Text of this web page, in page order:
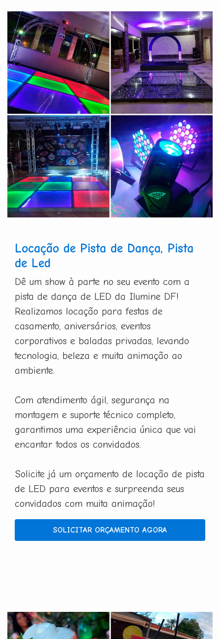
Locação de Pista de Dança, Pista
de Led
Dê um show à parte no seu evento com a
pista de dança de LED da Ilumine DF!
Realizamos locação para festas de
casamento, aniversários, eventos
corporativos e baladas privadas, levando
tecnologia, beleza e muita animação ao
ambiente.
Com atendimento ágil, segurança na
montagem e suporte técnico completo,
garantimos uma experiência única que vai
encantar todos os convidados.
Solicite já um orçamento de locação de pista
de LED para eventos e surpreenda seus
convidados com muita animação!
SOLICITAR ORÇAMENTO AGORA